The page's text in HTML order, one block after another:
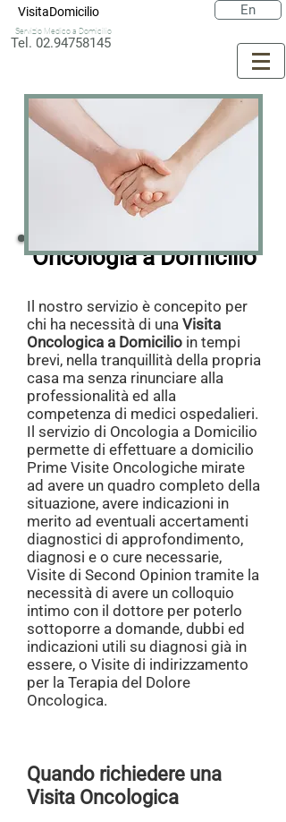
VisitaDomicilio
Servizio Medico a Domicilio
Tel. 02.94758145
En
Oncologia a Domicilio​
Il nostro servizio è concepito per
chi ha necessità di una Visita
Oncologica a Domicilio in tempi
brevi, nella tranquillità della propria
casa ma senza rinunciare alla
professionalità ed alla
competenza di medici ospedalieri.
Il servizio di Oncologia a Domicilio
permette di effettuare a domicilio
Prime Visite Oncologiche mirate
ad avere un quadro completo della
situazione, avere indicazioni in
merito ad eventuali accertamenti
diagnostici di approfondimento,
diagnosi e o cure necessarie,
Visite di Second Opinion tramite la
necessità di avere un colloquio
intimo con il dottore per poterlo
sottoporre a domande, dubbi ed
indicazioni utili su diagnosi già in
essere, o Visite di indirizzamento
per la Terapia del Dolore
Oncologica.
Quando richiedere una
Visita Oncologica